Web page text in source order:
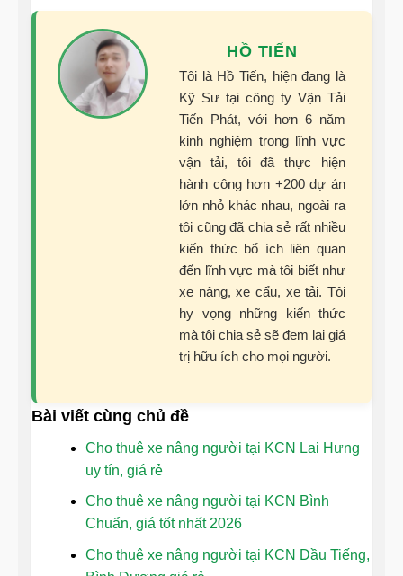
HỒ TIẾN
Tôi là Hồ Tiến, hiện đang là
Kỹ Sư tại công ty Vận Tải
Tiến Phát, với hơn 6 năm
kinh nghiệm trong lĩnh vực
vận tải, tôi đã thực hiện
hành công hơn +200 dự án
lớn nhỏ khác nhau, ngoài ra
tôi cũng đã chia sẻ rất nhiều
kiến thức bổ ích liên quan
đến lĩnh vực mà tôi biết như
xe nâng, xe cẩu, xe tải. Tôi
hy vọng những kiến thức
mà tôi chia sẻ sẽ đem lại giá
trị hữu ích cho mọi người.
Bài viết cùng chủ đề
Cho thuê xe nâng người tại KCN Lai Hưng
uy tín, giá rẻ
Cho thuê xe nâng người tại KCN Bình
Chuẩn, giá tốt nhất 2026
Cho thuê xe nâng người tại KCN Dầu Tiếng,